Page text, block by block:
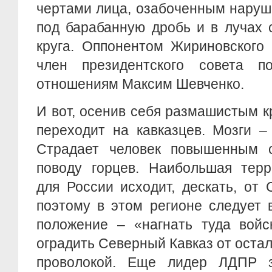
чертами лица, озабоченным
под барабанную дробь и в лучах
круга. Оппонентом Жириновского
член президентского совета
отношениям Максим Шевченко.
И вот, осенив себя размашистым
переходит на кавказцев. Мозги
Страдает человек повышенным
поводу горцев. Наибольшая
для России исходит, дескать, от
поэтому в этом регионе следует
положение – «нагнать туда
оградить Северный Кавказ от
проволокой. Еще лидер ЛДПР